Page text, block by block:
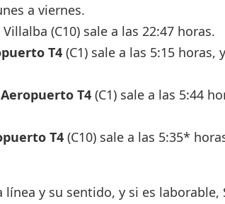
a viernes.
(C10) sale a las 22:47 horas.
T4 (C1) sale a las 5:15 horas,
T4 (C1) sale a las 5:44
T4 (C10) sale a las 5:35*
y su sentido, y si es laborable,